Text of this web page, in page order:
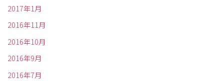
2017年1月
2016年11月
2016年10月
2016年9月
2016年7月